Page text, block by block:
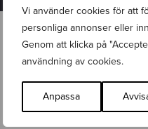
Vi använder cookies för att
personliga annonser eller
Genom att klicka på
användning av cookies.
Anpassa